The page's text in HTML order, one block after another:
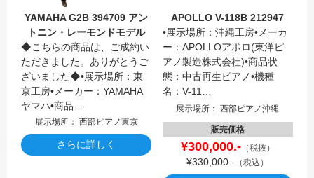
YAMAHA G2B 394709 アン
トニン・レーモンドモデル
◆こちらの商品は、ご成約い
ただきました。ありがとうご
ざいました◆•展示場所：東
京工房•メーカー：YAMAHA
ヤマハ•商品…
展示場所： 西部ピアノ東京
さらに詳しく
APOLLO V-118B 212947
•展示場所：沖縄工房•メーカ
ー：APOLLOアポロ(東洋ピ
アノ製造株式会社)•商品状
態：中古再生ピアノ•機種
名：V-11…
展示場所： 西部ピアノ沖縄
販売価格
¥300,000.-（税抜）
¥330,000.- （税込）